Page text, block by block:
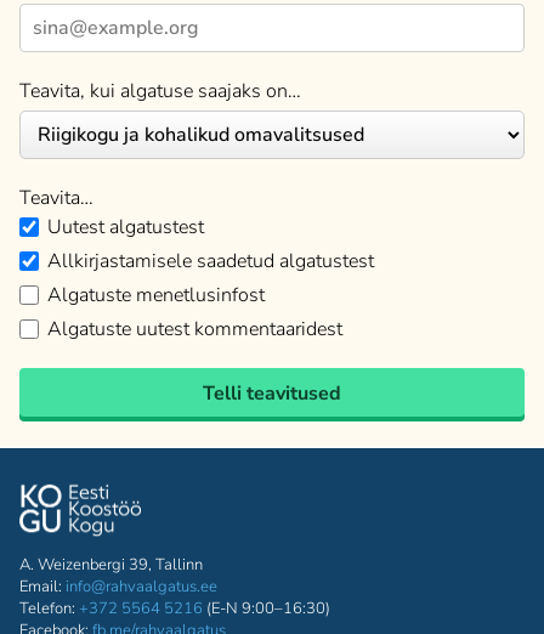
Teavita, kui algatuse saajaks on…
Teavita…
Uutest algatustest
Allkirjastamisele saadetud algatustest
Algatuste menetlusinfost
Algatuste uutest kommentaaridest
Telli teavitused
A. Weizenbergi 39, Tallinn
Email: info@rahvaalgatus.ee
Telefon: +372 5564 5216 (E-N 9:00–16:30)